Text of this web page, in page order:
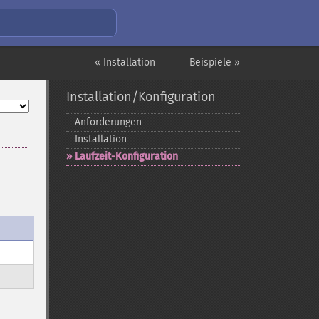
Beispiele »
« Installation
Installation/Konfiguration
Anforderungen
Installation
Laufzeit-​Konfiguration